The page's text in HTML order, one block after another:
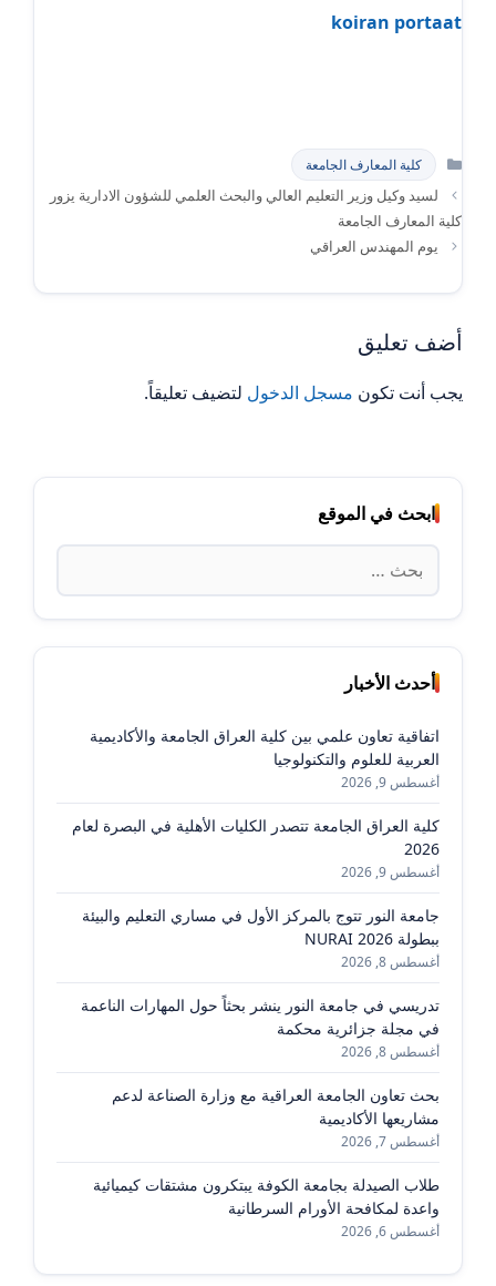
koiran portaat
التصنيفات
كلية المعارف الجامعة
لسيد وكيل وزير التعليم العالي والبحث العلمي للشؤون الادارية يزور
كلية المعارف الجامعة
يوم المهندس العراقي
أضف تعليق
يجب أنت تكون مسجل الدخول لتضيف تعليقاً.
ابحث في الموقع
البحث
عن:
أحدث الأخبار
اتفاقية تعاون علمي بين كلية العراق الجامعة والأكاديمية
العربية للعلوم والتكنولوجيا
أغسطس 9, 2026
كلية العراق الجامعة تتصدر الكليات الأهلية في البصرة لعام
2026
أغسطس 9, 2026
جامعة النور تتوج بالمركز الأول في مساري التعليم والبيئة
ببطولة NURAI 2026
أغسطس 8, 2026
تدريسي في جامعة النور ينشر بحثاً حول المهارات الناعمة
في مجلة جزائرية محكمة
أغسطس 8, 2026
بحث تعاون الجامعة العراقية مع وزارة الصناعة لدعم
مشاريعها الأكاديمية
أغسطس 7, 2026
طلاب الصيدلة بجامعة الكوفة يبتكرون مشتقات كيميائية
واعدة لمكافحة الأورام السرطانية
أغسطس 6, 2026